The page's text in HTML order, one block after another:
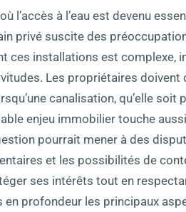
l’accès à l’eau est devenu
privé suscite des
ces installations est complexe,
Les propriétaires
canalisation, qu’elle soit
enjeu immobilier touche
pourrait mener à des
et les possibilités de
ses intérêts tout en
en profondeur les principaux